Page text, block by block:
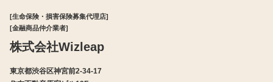
[生命保険・損害保険募集代理店]
[金融商品仲介業者]
株式会社Wizleap
東京都渋谷区神宮前2-34-17